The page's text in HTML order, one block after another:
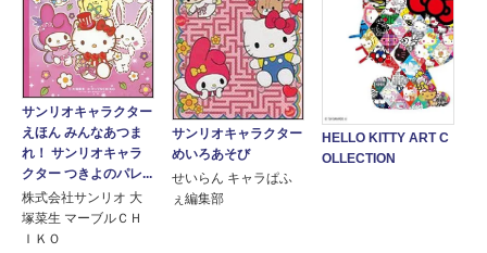
サンリオキャラクター
えほん みんなあつま
れ！ サンリオキャラ
クター つきよのパレ...
株式会社サンリオ 大
塚菜生 マーブルＣＨ
ＩＫＯ
サンリオキャラクター
めいろあそび
せいらん キャラぱふ
ぇ編集部
HELLO KITTY ART C
OLLECTION